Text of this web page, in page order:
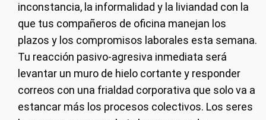
inconstancia, la informalidad y la liviandad con la
que tus compañeros de oficina manejan los
plazos y los compromisos laborales esta semana.
Tu reacción pasivo-agresiva inmediata será
levantar un muro de hielo cortante y responder
correos con una frialdad corporativa que solo va a
estancar más los procesos colectivos. Los seres